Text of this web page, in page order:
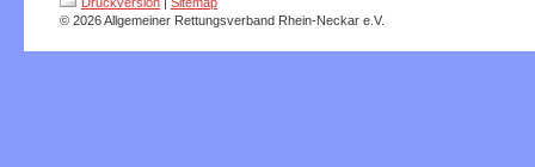
© 2026 Allgemeiner Rettungsverband Rhein-Neckar e.V.